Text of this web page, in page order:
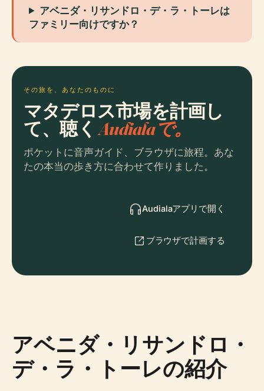
アベニダ・リサンドロ・デ・ラ・トーレは
ファミリー向けですか？
その旅を、あなたのものに
マタデロス市場を計画し
て、聴くAudialaで。
ポケットに音声ガイド、ブラウザに旅程。あな
たの本当の歩き方に合わせて作りました。
Audialaアプリで開く
ブラウザで計画する
アベニダ・リサンドロ・
デ・ラ・トーレの紹介